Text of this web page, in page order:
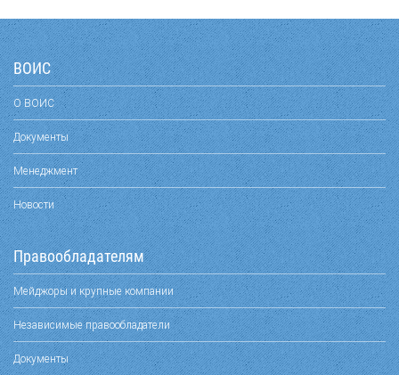
ВОИС
О ВОИС
Документы
Менеджмент
Новости
Правообладателям
Мейджоры и крупные компании
Независимые правообладатели
Документы